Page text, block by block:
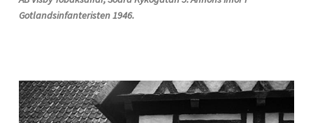
Gotlandsinfanteristen 1946.